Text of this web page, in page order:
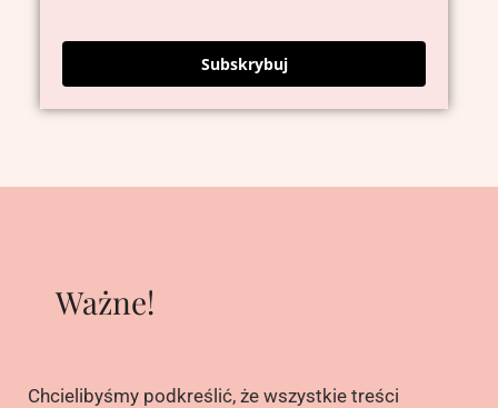
Subskrybuj
Ważne!
Chcielibyśmy podkreślić, że wszystkie treści